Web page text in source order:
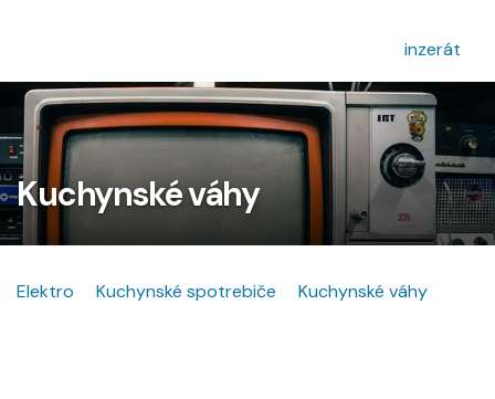
inzerát
Kuchynské váhy
Elektro Kuchynské spotrebiče Kuchynské váhy